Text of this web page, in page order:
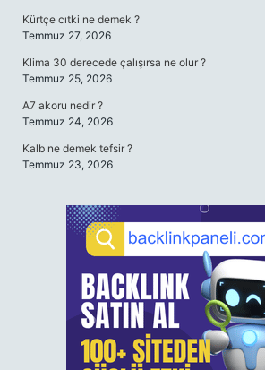
Kürtçe cıtki ne demek ?
Temmuz 27, 2026
Klima 30 derecede çalışırsa ne olur ?
Temmuz 25, 2026
A7 akoru nedir ?
Temmuz 24, 2026
Kalb ne demek tefsir ?
Temmuz 23, 2026